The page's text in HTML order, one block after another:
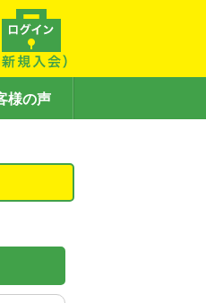
様の声